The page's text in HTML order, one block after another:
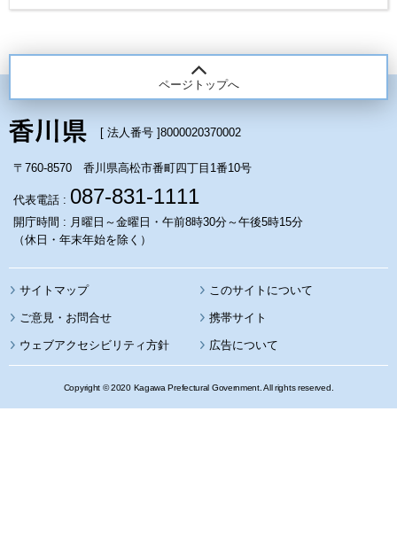
ページトップへ
[ 法人番号 ]8000020370002
〒760-8570 香川県高松市番町四丁目1番10号
代表電話 : 087-831-1111
開庁時間 : 月曜日～金曜日・午前8時30分～午後5時15分
（休日・年末年始を除く）
サイトマップ このサイトについて
携帯サイト
ウェブアクセシビリティ方針 広告について
Copyright © 2020 Kagawa Prefectural Government. All rights reserved.